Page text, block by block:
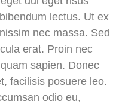
lectus. Ut ex
nec massa. Sed
erat. Proin nec
sapien. Donec
facilisis posuere leo.
odio eu,